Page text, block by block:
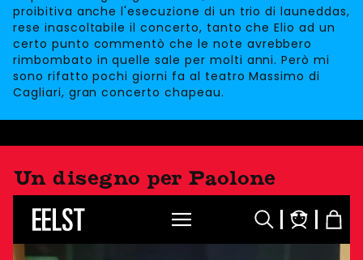
Accedi
proibitiva anche l'esecuzione di un trio di launeddas,
rese inascoltabile il concerto, tanto che Elio ad un
certo punto commentò che le note avrebbero
rimbombato in quelle sale per molti anni. Però mi
sono rifatto pochi giorni fa al teatro Massimo di
Cagliari, gran concerto chapeau.
Un disegno per Paolone